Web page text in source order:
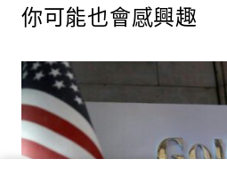
你可能也會感興趣